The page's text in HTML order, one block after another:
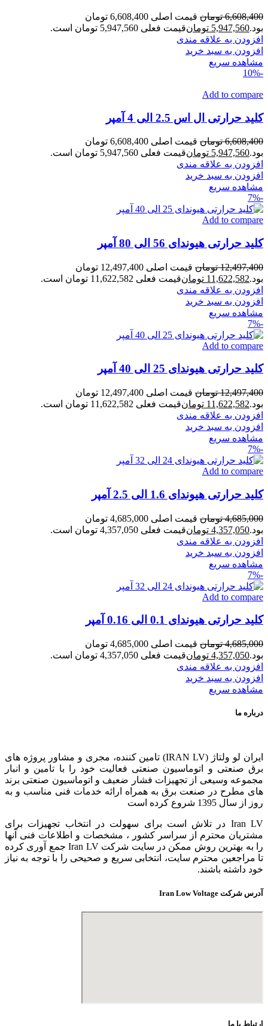
6,608,400 تومان
قیمت اصلی 6,608,400 تومان
بود.5,947,560 تومانقیمت فعلی 5,947,560 تومان است.
افزودن به علاقه مندی
افزودن به سبد خرید
مشاهده سریع
-10%
Add to compare
کلید حرارتی ال اس 2.5 الی 4 آمپر
6,608,400 تومان
قیمت اصلی 6,608,400 تومان
بود.5,947,560 تومانقیمت فعلی 5,947,560 تومان است.
افزودن به علاقه مندی
افزودن به سبد خرید
مشاهده سریع
-7%
Add to compare
کلید حرارتی هیوندای 56 الی 80 آمپر
12,497,400 تومان
قیمت اصلی 12,497,400 تومان
بود.11,622,582 تومانقیمت فعلی 11,622,582 تومان است.
افزودن به علاقه مندی
افزودن به سبد خرید
مشاهده سریع
-7%
Add to compare
کلید حرارتی هیوندای 25 الی 40 آمپر
12,497,400 تومان
قیمت اصلی 12,497,400 تومان
بود.11,622,582 تومانقیمت فعلی 11,622,582 تومان است.
افزودن به علاقه مندی
افزودن به سبد خرید
مشاهده سریع
-7%
Add to compare
کلید حرارتی هیوندای 1.6 الی 2.5 آمپر
4,685,000 تومان
قیمت اصلی 4,685,000 تومان
بود.4,357,050 تومانقیمت فعلی 4,357,050 تومان است.
افزودن به علاقه مندی
افزودن به سبد خرید
مشاهده سریع
-7%
Add to compare
کلید حرارتی هیوندای 0.1 الی 0.16 آمپر
4,685,000 تومان
قیمت اصلی 4,685,000 تومان
بود.4,357,050 تومانقیمت فعلی 4,357,050 تومان است.
افزودن به علاقه مندی
افزودن به سبد خرید
مشاهده سریع
درباره ما
ایران لو ولتاژ (IRAN LV) تامین کننده، مجری و مشاور پروژه های
برق صنعتی و اتوماسیون صنعتی فعالیت خود را با تامین و انبار
مجموعه وسیعی از تجهیزات فشار ضعیف و اتوماسیون صنعتی برند
های مطرح در صنعت برق به همراه ارائه خدمات فنی مناسب و به
روز از سال 1395 شروع کرده است
Iran LV در تلاش است برای سهولت در انتخاب تجهیزات برای
مشتریان محترم از سراسر کشور ، مشخصات و اطلاعات فنی آنها
را به بهترین روش ممکن در سایت شرکت Iran LV جمع آوری کرده
تا مراجعین محترم سایت، انتخابی سریع و صحیحی را با توجه به نیاز
خود داشته باشند.
آدرس شرکت Iran Low Voltage
ارتباط با ما